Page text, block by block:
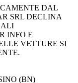
DAL
SRL DECLINA
INFO E
VETTURE SI
(BN)